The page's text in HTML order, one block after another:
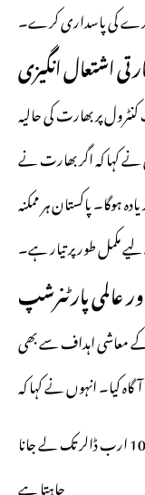
کی پاسداری کرے۔
اشتعال انگیزی
پر بھارت کی حالیہ
نے کہا کہ اگر بھارت نے
ہوگا۔ پاکستان ہر ممکنہ
مکمل طور پر تیار ہے۔
عالمی پارٹنرشپ
کے معاشی اہداف سے بھی
آگاہ کیا۔ انہوں نے کہا کہ
اگلے دس سالوں میں پاکستان اپنی برآمدات کو 100 ارب ڈالر تک لے جانا
چاہتا ہے